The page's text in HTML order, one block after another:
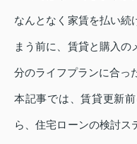
なんとなく家賃を払い続
まう前に、賃貸と購入の
分のライフプランに合っ
本記事では、賃貸更新
ら、住宅ローンの検討ス